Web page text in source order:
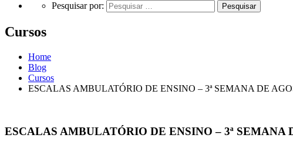
Pesquisar por:
Cursos
Home
Blog
Cursos
ESCALAS AMBULATÓRIO DE ENSINO – 3ª SEMANA DE
ESCALAS AMBULATÓRIO DE ENSINO – 3ª SEMANA